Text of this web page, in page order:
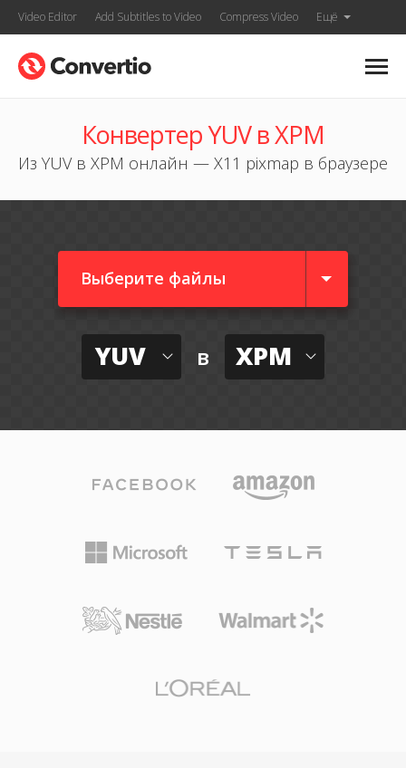
Video Editor Add Subtitles to Video Compress Video Ещё
Конвертер YUV в XPM
Из YUV в XPM онлайн — X11 pixmap в браузере
Выберите файлы
YUV в XPM